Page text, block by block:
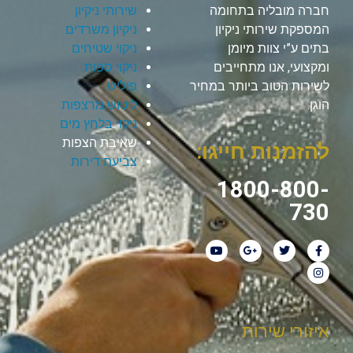
חברה מובליה בתחומה
המספקת שירותי ניקיון
בתים ע”י צוות מיומן
ומקצועי, אנו מתחייבים
לשירות הטוב ביותר במחיר
הוגן.
להזמנות חייגו:
1800-800-
730
שירותי ניקיון
ניקיון משרדים
ניקוי שטיחים
ניקוי ספות
פוליש
ליטוש מרצפות
ניקוי בלחץ מים
שאיבת הצפות
צביעת דירות
איזורי שירות